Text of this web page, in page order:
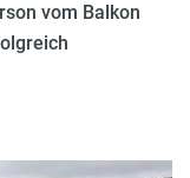
vom Balkon